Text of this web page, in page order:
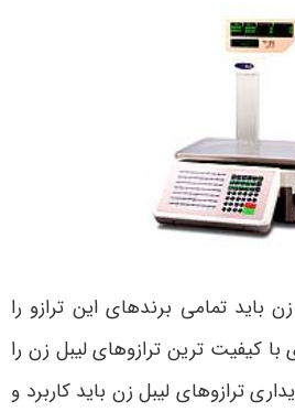
باید تمامی برندهای این ترازو را
کیفیت‌ ترین ترازوهای لیبل زن را
ترازوهای لیبل زن باید کاربرد و